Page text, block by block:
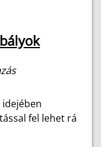
fel lehet rá